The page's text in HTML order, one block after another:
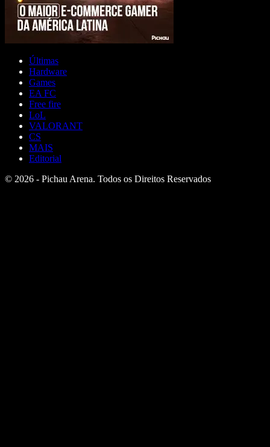
Últimas
Hardware
Games
EA FC
Free fire
LoL
VALORANT
CS
MAIS
Editorial
© 2026 - Pichau Arena. Todos os Direitos Reservados